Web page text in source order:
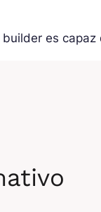
es capaz